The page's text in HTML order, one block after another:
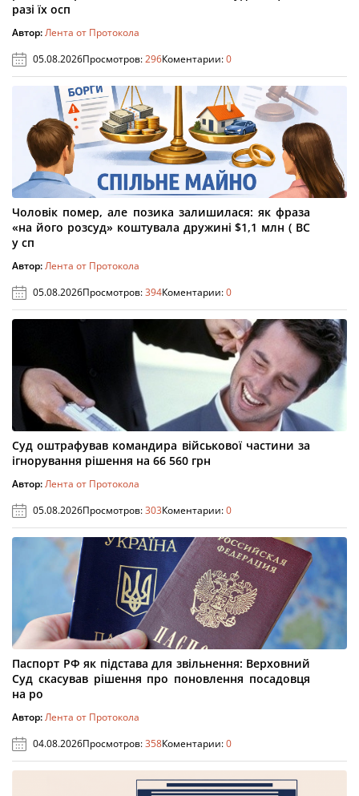
разі їх осп
Автор:Лента от Протокола
05.08.2026Просмотров:296Коментарии:0
Чоловік помер, але позика залишилася: як фраза
«на його розсуд» коштувала дружині $1,1 млн ( ВС
у сп
Автор:Лента от Протокола
05.08.2026Просмотров:394Коментарии:0
Суд оштрафував командира військової частини за
ігнорування рішення на 66 560 грн
Автор:Лента от Протокола
05.08.2026Просмотров:303Коментарии:0
Паспорт РФ як підстава для звільнення: Верховний
Суд скасував рішення про поновлення посадовця
на ро
Автор:Лента от Протокола
04.08.2026Просмотров:358Коментарии:0